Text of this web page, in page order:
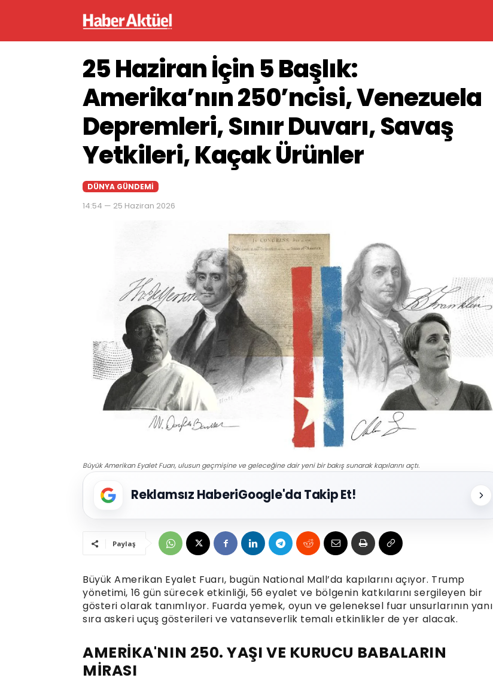
25 Haziran İçin 5 Başlık:
Amerika’nın 250’ncisi, Venezuela
Depremleri, Sınır Duvarı, Savaş
Yetkileri, Kaçak Ürünler
DÜNYA GÜNDEMI
14:54 — 25 Haziran 2026
Büyük Amerikan Eyalet Fuarı, ulusun geçmişine ve geleceğine dair yeni bir bakış sunarak kapılarını açtı.
Reklamsız HaberiGoogle'da Takip Et!
Paylaş
Büyük Amerikan Eyalet Fuarı, bugün National Mall’da kapılarını açıyor. Trump
yönetimi, 16 gün sürecek etkinliği, 56 eyalet ve bölgenin katkılarını sergileyen bir
gösteri olarak tanımlıyor. Fuarda yemek, oyun ve geleneksel fuar unsurlarının yanı
sıra askeri uçuş gösterileri ve vatanseverlik temalı etkinlikler de yer alacak.
AMERİKA'NIN 250. YAŞI VE KURUCU BABALARIN
MİRASI